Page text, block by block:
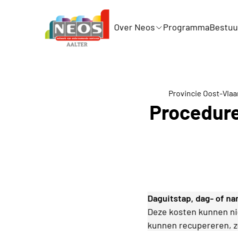
Over Neos Programma
Provincie Oost-
Daguitstap, dag- of
Deze kosten kunnen
kunnen recupereren,